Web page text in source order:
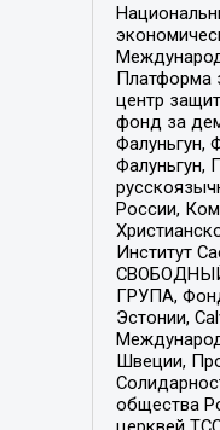
Платформа
центр
фонд за
Фалуньгун,
Фалуньгун,
России,
Институт
СВОБОДНЫЙ
ГРУПА,
Эстонии,
Швеции,
общества